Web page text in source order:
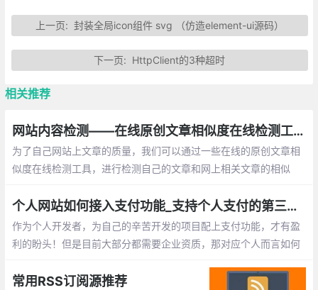
上一页: 封装全局icon组件 svg （仿造element-ui源码）
下一页: HttpClient的3种超时
相关推荐
网站内容检测——在线原创文章相似度在线检测工具总汇
为了自己网站上文章的质量，我们可以通过一些在线的原创文章相
似度在线检测工具，进行检测自己的文章和网上相关文章的相似
个人网站如何接入支付功能_支持个人支付的第三方平台整理
作为个人开发者，为自己的辛苦开发的项目配上支付功能，才有盈
利的盼头！但是目前大部分都需要企业资质，那对应个人而言如何
第三方支付平台。
常用RSS订阅源推荐